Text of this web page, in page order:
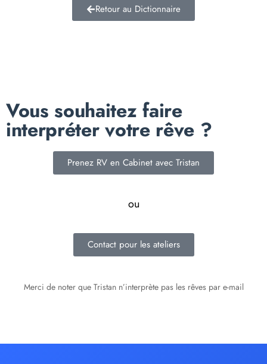
Retour au Dictionnaire
Vous souhaitez faire
interpréter votre rêve ?
Prenez RV en Cabinet avec Tristan
ou
Contact pour les ateliers
Merci de noter que Tristan n’interprète pas les rêves par e-mail